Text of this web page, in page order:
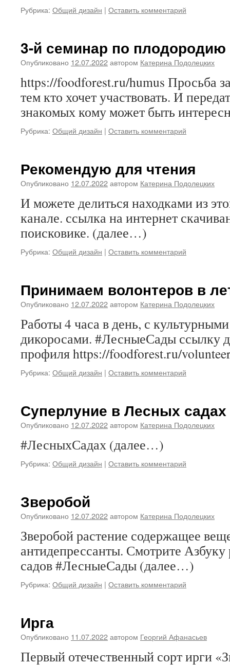
Рубрика: Общий дизайн | Оставить комментарий
3-й семинар по
Опубликовано 12.07.2022автором Катерина Подолецких
https://foodforest.ru/humus Просьба
тем кто хочет участвовать. И
знакомых кому может быть
Рубрика: Общий дизайн | Оставить комментарий
Рекомендую для чтения
Опубликовано 12.07.2022автором Катерина Подолецких
И можете делиться находками из
канале. ссылка на интернет
поисковике. (далее…)
Рубрика: Общий дизайн | Оставить комментарий
Принимаем волонтеров в
Опубликовано 12.07.2022автором Катерина Подолецких
Работы 4 часа в день, с
дикоросами. #ЛесныеСады ссылку
профиля https://foodforest.ru/
Рубрика: Общий дизайн | Оставить комментарий
Суперлуние в Лесных садах
Опубликовано 12.07.2022автором Катерина Подолецких
#ЛесныхСадах (далее…)
Рубрика: Общий дизайн | Оставить комментарий
Зверобой
Опубликовано 12.07.2022автором Катерина Подолецких
Зверобой растение содержащее
антидепрессанты. Смотрите
садов #ЛесныеСады (далее…)
Рубрика: Общий дизайн | Оставить комментарий
Ирга
Опубликовано 11.07.2022автором Георгий Афанасьев
Первый отечественный сорт ирги